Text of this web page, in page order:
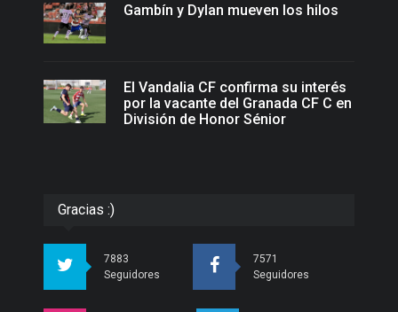
Gambín y Dylan mueven los hilos
El Vandalia CF confirma su interés
por la vacante del Granada CF C en
División de Honor Sénior
Gracias :)
7883
Seguidores
7571
Seguidores